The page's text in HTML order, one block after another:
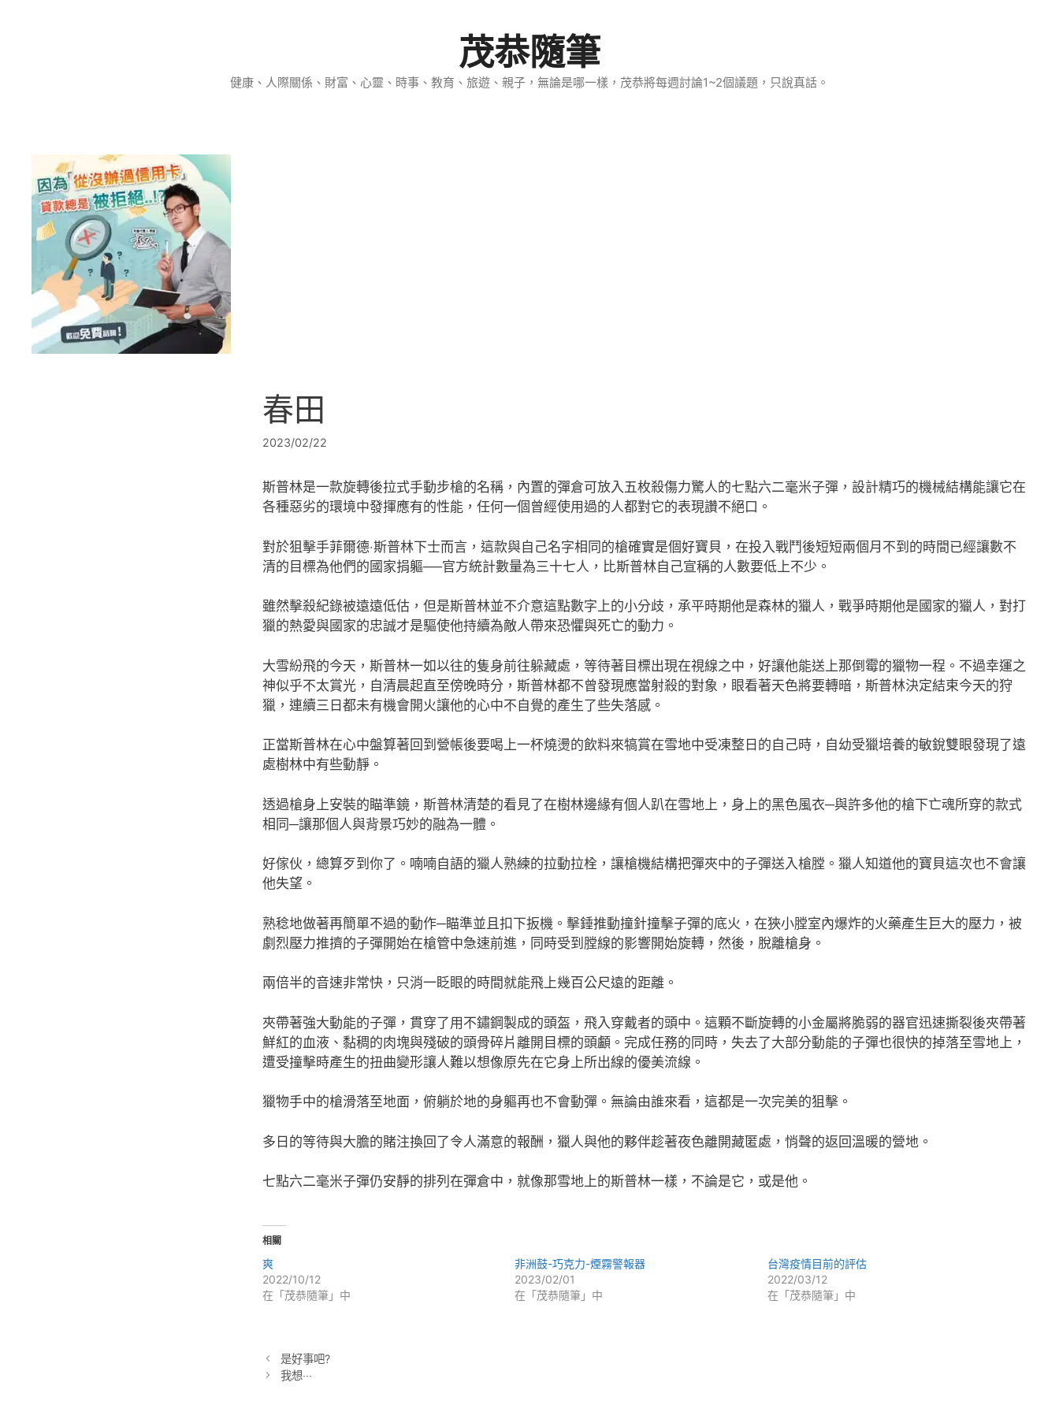
茂恭隨筆
健康、人際關係、財富、心靈、時事、教育、旅遊、親子，無論是哪一樣，茂恭將每週討論1~2個議題，只說真話。
春田
2023/02/22
斯普林是一款旋轉後拉式手動步槍的名稱，內置的彈倉可放入五枚殺傷力驚人的七點六二毫米子彈，設計精巧的機械結構能讓它在
各種惡劣的環境中發揮應有的性能，任何一個曾經使用過的人都對它的表現讚不絕口。
對於狙擊手菲爾德‧斯普林下士而言，這款與自己名字相同的槍確實是個好寶貝，在投入戰鬥後短短兩個月不到的時間已經讓數不
清的目標為他們的國家捐軀──官方統計數量為三十七人，比斯普林自己宣稱的人數要低上不少。
雖然擊殺紀錄被遠遠低估，但是斯普林並不介意這點數字上的小分歧，承平時期他是森林的獵人，戰爭時期他是國家的獵人，對打
獵的熱愛與國家的忠誠才是驅使他持續為敵人帶來恐懼與死亡的動力。
大雪紛飛的今天，斯普林一如以往的隻身前往躲藏處，等待著目標出現在視線之中，好讓他能送上那倒霉的獵物一程。不過幸運之
神似乎不太賞光，自清晨起直至傍晚時分，斯普林都不曾發現應當射殺的對象，眼看著天色將要轉暗，斯普林決定結束今天的狩
獵，連續三日都未有機會開火讓他的心中不自覺的產生了些失落感。
正當斯普林在心中盤算著回到營帳後要喝上一杯燒燙的飲料來犒賞在雪地中受凍整日的自己時，自幼受獵培養的敏銳雙眼發現了遠
處樹林中有些動靜。
透過槍身上安裝的瞄準鏡，斯普林清楚的看見了在樹林邊緣有個人趴在雪地上，身上的黑色風衣─與許多他的槍下亡魂所穿的款式
相同─讓那個人與背景巧妙的融為一體。
好傢伙，總算歹到你了。喃喃自語的獵人熟練的拉動拉栓，讓槍機結構把彈夾中的子彈送入槍膛。獵人知道他的寶貝這次也不會讓
他失望。
熟稔地做著再簡單不過的動作─瞄準並且扣下扳機。擊錘推動撞針撞擊子彈的底火，在狹小膛室內爆炸的火藥產生巨大的壓力，被
劇烈壓力推擠的子彈開始在槍管中急速前進，同時受到膛線的影響開始旋轉，然後，脫離槍身。
兩倍半的音速非常快，只消一眨眼的時間就能飛上幾百公尺遠的距離。
夾帶著強大動能的子彈，貫穿了用不鏽鋼製成的頭盔，飛入穿戴者的頭中。這顆不斷旋轉的小金屬將脆弱的器官迅速撕裂後夾帶著
鮮紅的血液、黏稠的肉塊與殘破的頭骨碎片離開目標的頭顱。完成任務的同時，失去了大部分動能的子彈也很快的掉落至雪地上，
遭受撞擊時產生的扭曲變形讓人難以想像原先在它身上所出線的優美流線。
獵物手中的槍滑落至地面，俯躺於地的身軀再也不會動彈。無論由誰來看，這都是一次完美的狙擊。
多日的等待與大膽的賭注換回了令人滿意的報酬，獵人與他的夥伴趁著夜色離開藏匿處，悄聲的返回溫暖的營地。
七點六二毫米子彈仍安靜的排列在彈倉中，就像那雪地上的斯普林一樣，不論是它，或是他。
相關
爽
2022/10/12
在「茂恭隨筆」中
非洲鼓-巧克力-煙霧警報器
2023/02/01
在「茂恭隨筆」中
台灣疫情目前的評估
2022/03/12
在「茂恭隨筆」中
是好事吧?
我想‧‧‧